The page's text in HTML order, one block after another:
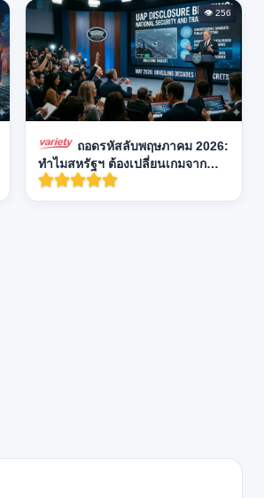
👁 256
ถอดรหัสลับพฤษภาคม 2026:
ทำไมสหรัฐฯ ต้องเปลี่ยนเกมจาก
"ปกปิด" เป็น "เปิดเผย" เรื่อง UAPs